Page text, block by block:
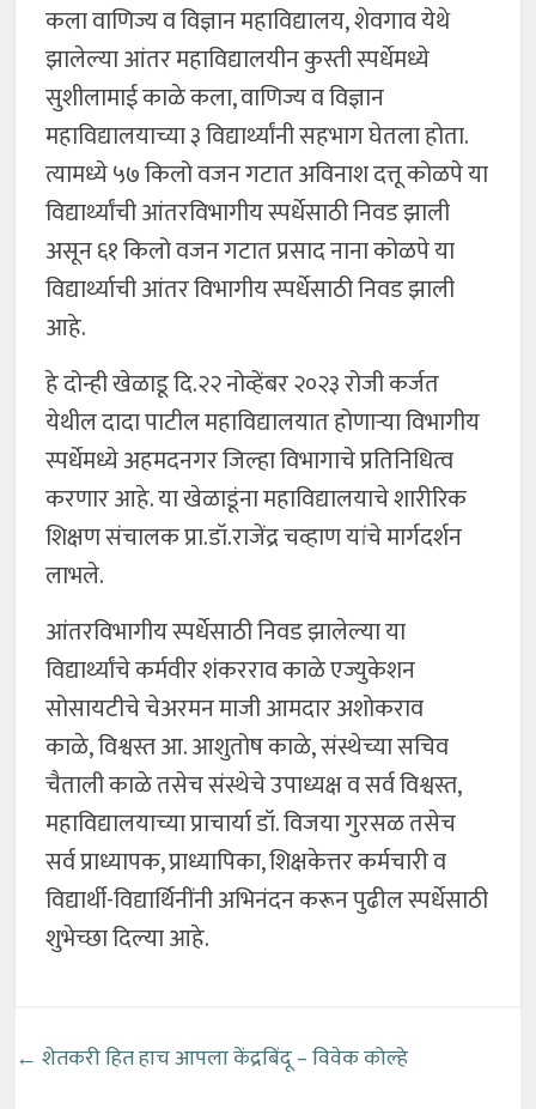
कला वाणिज्य व विज्ञान महाविद्यालय, शेवगाव येथे
झालेल्या आंतर महाविद्यालयीन कुस्ती स्पर्धेमध्ये
सुशीलामाई काळे कला, वाणिज्य व विज्ञान
महाविद्यालयाच्या ३ विद्यार्थ्यांनी सहभाग घेतला होता.
त्यामध्ये ५७ किलो वजन गटात अविनाश दत्तू कोळपे या
विद्यार्थ्यांची आंतरविभागीय स्पर्धेसाठी निवड झाली
असून ६१ किलो वजन गटात प्रसाद नाना कोळपे या
विद्यार्थ्याची आंतर विभागीय स्पर्धेसाठी निवड झाली
आहे.
हे दोन्ही खेळाडू दि.२२ नोव्हेंबर २०२३ रोजी कर्जत
येथील दादा पाटील महाविद्यालयात होणाऱ्या विभागीय
स्पर्धेमध्ये अहमदनगर जिल्हा विभागाचे प्रतिनिधित्व
करणार आहे. या खेळाडूंना महाविद्यालयाचे शारीरिक
शिक्षण संचालक प्रा.डॉ.राजेंद्र चव्हाण यांचे मार्गदर्शन
लाभले.
आंतरविभागीय स्पर्धेसाठी निवड झालेल्या या
विद्यार्थ्यांचे कर्मवीर शंकरराव काळे एज्युकेशन
सोसायटीचे चेअरमन माजी आमदार अशोकराव
काळे, विश्वस्त आ. आशुतोष काळे, संस्थेच्या सचिव
चैताली काळे तसेच संस्थेचे उपाध्यक्ष व सर्व विश्वस्त,
महाविद्यालयाच्या प्राचार्या डॉ. विजया गुरसळ तसेच
सर्व प्राध्यापक, प्राध्यापिका, शिक्षकेत्तर कर्मचारी व
विद्यार्थी-विद्यार्थिनींनी अभिनंदन करून पुढील स्पर्धेसाठी
शुभेच्छा दिल्या आहे.
← शेतकरी हित हाच आपला केंद्रबिंदू – विवेक कोल्हे